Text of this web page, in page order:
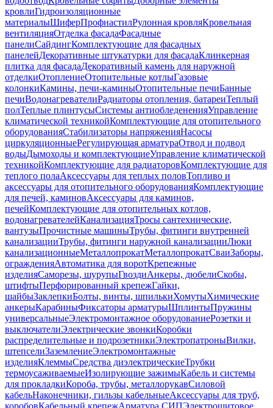
кровлиГидроизоляционные
материалыШиферПрофнастилРулонная кровляКровельная
вентиляцияОтделка фасадаФасадные
панелиСайдингКомплектующие для фасадных
панелейДекоративные штукатурки для фасадаКлинкерная
плитка для фасадаДекоративный камень для наружной
отделкиОтоплениеОтопительные котлыГазовые
колонкиКамины, печи-каминыОтопительные печиБанные
печиВодонагревателиРадиаторы отопления, батареиТеплый
полТеплые плинтусыСистемы антиобледененияУправление
климатической техникойКомплектующие для отопительного
оборудованияСтабилизаторы напряженияНасосы
циркуляционныеРегулирующая арматураОтвод и подвод
водыДымоходы и комплектующиеУправление климатической
техникойКомплектующие для радиаторовКомплектующие для
теплого полаАксессуары для теплых половТопливо и
аксессуары для отопительного оборудованияКомплектующие
для печей, каминовАксессуары для каминов,
печейКомплектующие для отопительных котлов,
водонагревателейКанализацияТросы сантехнические,
вантузыПрочистные машиныТрубы, фитинги внутренней
канализацииТрубы, фитинги наружной канализацииЛюки
канализационныеМеталлопрокатМеталлопрокатСваиЗаборы,
огражденияАвтоматика для воротКрепежные
изделияСаморезы, шурупыГвоздиАнкеры, дюбелиСкобы,
штифтыПерфорированный крепежГайки,
шайбыЗаклепкиБолты, винты, шпилькиХомутыХимические
анкерыКарабиныФиксаторы арматурыШплинтыПружины
универсальныеЭлектромонтажное оборудованиеРозетки и
выключателиЭлектрические звонкиКоробки
распределительные и подрозетникиЭлектропатроныВилки,
штепселиЗаземлениеЭлектромонтажные
изделияКлеммыСредства диэлектрическиеТрубки
термоусаживаемыеИзолирующие зажимыКабель и системы
для прокладкиКороба, трубы, металлорукавСиловой
кабельНаконечники, гильзы кабельныеАксессуары для труб,
коробовКабельный крепежАрматура СИПЭлектрощитовое